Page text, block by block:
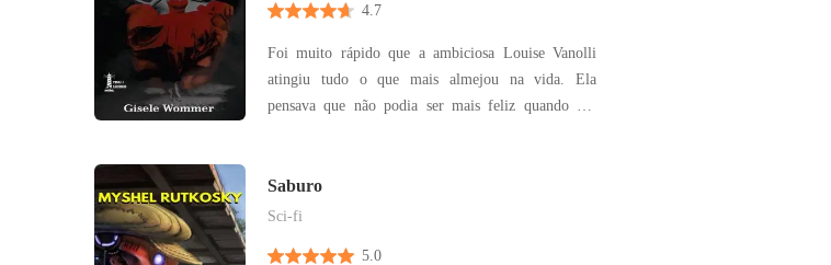
4.7
Foi muito rápido que a ambiciosa Louise Vanolli
atingiu tudo o que mais almejou na vida. Ela
pensava que não podia ser mais feliz quando um
desvendando segredos que colocam sua própria vida
em risco.
Saburo
Sci-fi
5.0